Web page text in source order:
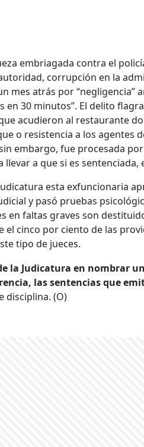
embriagada contra el
corrupción en la
mes atrás por “negligencia”
en 30 minutos”. El delito
acudieron al restaurante
o resistencia a los
embargo, fue procesada
llevar a que si es
esta exfuncionaria
y pasó pruebas
en faltas graves son
el cinco por ciento de las
tipo de jueces.
la Judicatura en nombrar
las sentencias que
disciplina. (O)